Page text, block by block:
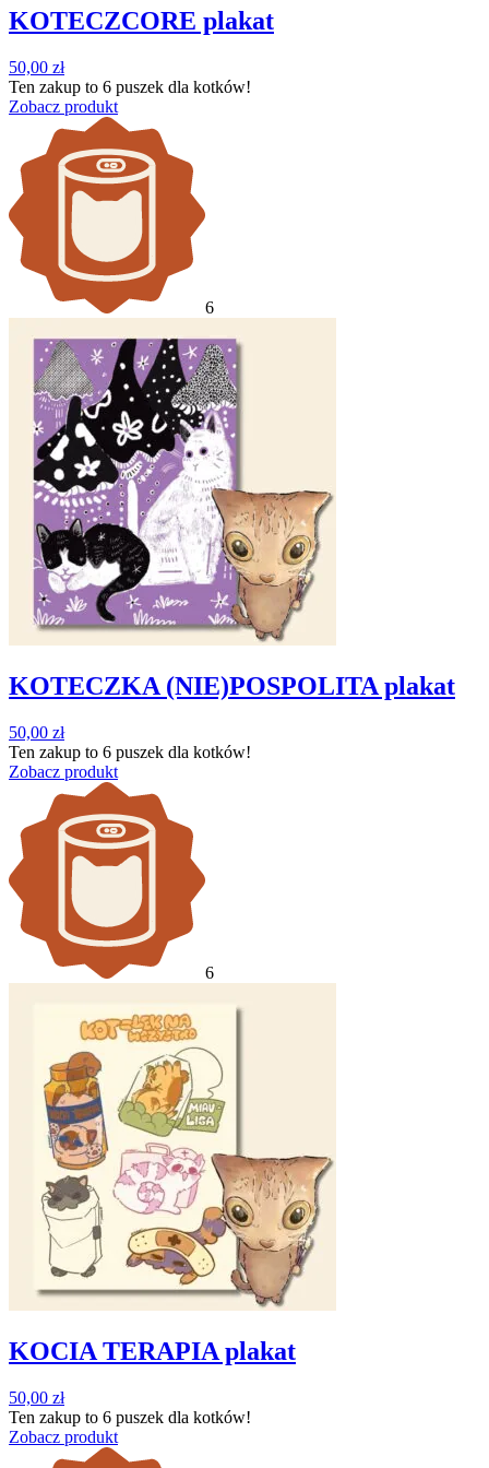
KOTECZCORE plakat
50,00 zł
Ten zakup to 6 puszek dla kotków!
Zobacz produkt
6
KOTECZKA (NIE)POSPOLITA plakat
50,00 zł
Ten zakup to 6 puszek dla kotków!
Zobacz produkt
6
KOCIA TERAPIA plakat
50,00 zł
Ten zakup to 6 puszek dla kotków!
Zobacz produkt